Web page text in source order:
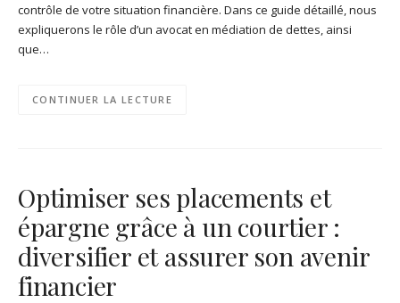
contrôle de votre situation financière. Dans ce guide détaillé, nous
expliquerons le rôle d’un avocat en médiation de dettes, ainsi
que…
CONTINUER LA LECTURE
Optimiser ses placements et
épargne grâce à un courtier :
diversifier et assurer son avenir
financier